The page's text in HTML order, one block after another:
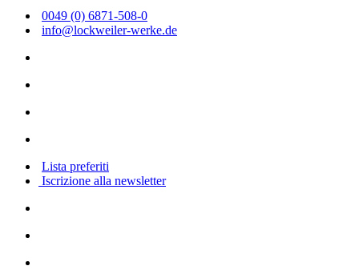
0049 (0) 6871-508-0
info@lockweiler-werke.de
Lista preferiti
Iscrizione alla newsletter